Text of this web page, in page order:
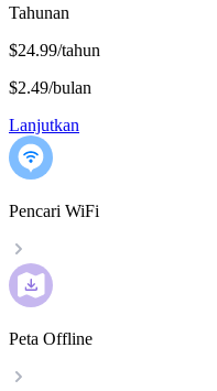
Tahunan
$24.99/tahun
$2.49/bulan
Lanjutkan
Pencari WiFi
Peta Offline